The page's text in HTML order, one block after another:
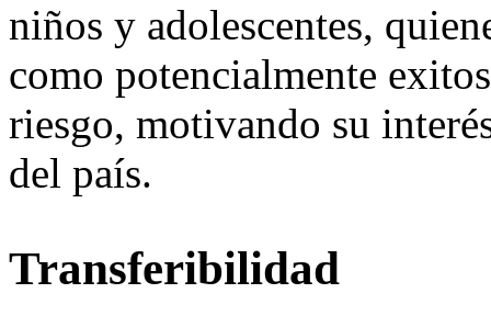
niños y adolescentes,
como potencialmente
riesgo, motivando su
del país.
Transferibilidad